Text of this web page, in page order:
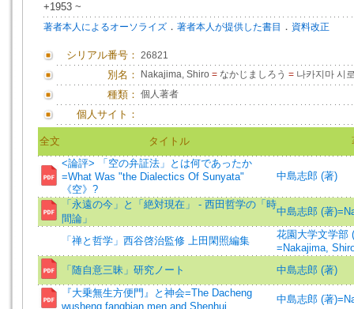
+1953 ~
著者本人によるオーソライズ ． 著者本人が提供した書目 ． 資料改正
シリアル番号： 26821
別名： Nakajima, Shiro = なかじましろう = 나카지마 시
種類： 個人著者
個人サイト：
全文 タイトル
<論評> 「空の弁証法」とは何であったか
=What Was "the Dialectics Of Sunyata"
《空》?
中島志郎 (著)
「永遠の今」と「絶対現在」 - 西田哲学の「時
間論」
中島志郎 (著
「禅と哲学」西谷啓治監修 上田閑照編集
花園大学文学部
=Nakajima,
「随自意三昧」研究ノート
中島志郎 (著)
『大乗無生方便門』と神会=The Dacheng
wusheng fangbian men and Shenhui
中島志郎 (著